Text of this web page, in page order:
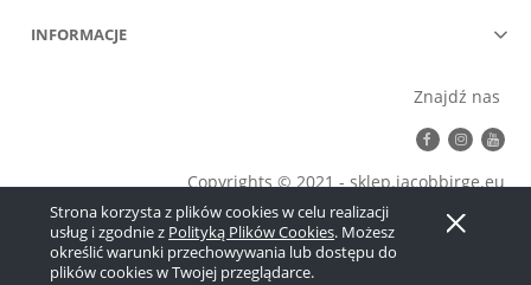
Strona korzysta z plików cookies w celu realizacji
usług i zgodnie z Polityką Plików Cookies. Możesz
określić warunki przechowywania lub dostępu do
plików cookies w Twojej przeglądarce.
INFORMACJE
Znajdź nas
Copyrights © 2021 - sklep.jacobbirge.eu
Pokaż pełną wersję strony
Sklep internetowy Shoper.pl